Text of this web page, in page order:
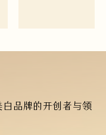
品牌的开创者与领